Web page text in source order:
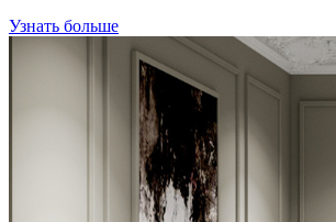
Узнать больше